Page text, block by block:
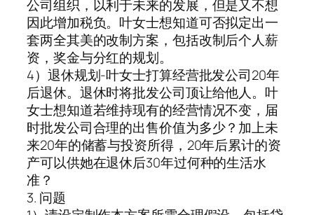
公司组织，以利于未来的发展，但是又不想
因此增加税负。叶女士想知道可否拟定出一
套两全其美的改制方案，包括改制后个人薪
资，奖金与分红的规划。
4）退休规划-叶女士打算经营批发公司20年
后退休。退休时将批发公司顶让给他人。叶
女士想知道若维持现有的经营情况不变，届
时批发公司合理的出售价值为多少？加上未
来20年的储蓄与投资所得，20年后累计的资
产可以供她在退休后30年过何种的生活水
准？
3. 问题